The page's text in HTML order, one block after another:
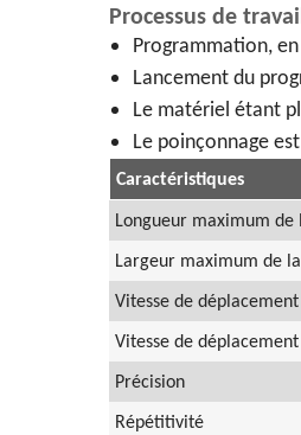
Processus de
Programmation,
Lancement du
Le matériel étant
Le poinçonnage
Caractéristiques
Longueur maximum de
Largeur maximum de
Vitesse de déplacement
Vitesse de déplacement
Précision
Répétitivité